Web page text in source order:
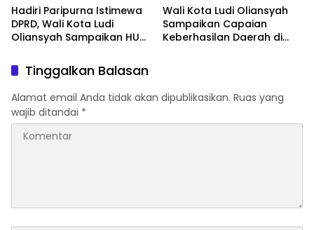
Hadiri Paripurna Istimewa
DPRD, Wali Kota Ludi
Oliansyah Sampaikan HUT
Momentum Perak
Wali Kota Ludi Oliansyah
Sampaikan Capaian
Keberhasilan Daerah di
Tinggalkan Balasan
Alamat email Anda tidak akan dipublikasikan. Ruas yang
wajib ditandai *